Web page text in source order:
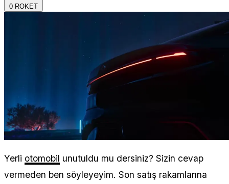
0 ROKET
Yerli otomobil unutuldu mu dersiniz? Sizin cevap
vermeden ben söyleyeyim. Son satış rakamlarına